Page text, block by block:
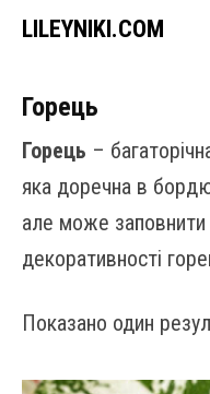
LILEYNIKI.COM
Горець
Горець –
яка доречна в
але може заповнити
декоративності
Показано один